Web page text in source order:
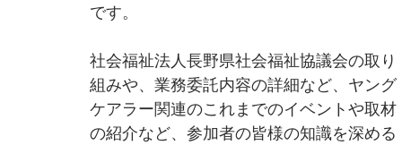
です。
社会福祉法人長野県社会福祉協議会の取り
組みや、業務委託内容の詳細など、ヤング
ケアラー関連のこれまでのイベントや取材
の紹介など、参加者の皆様の知識を深める